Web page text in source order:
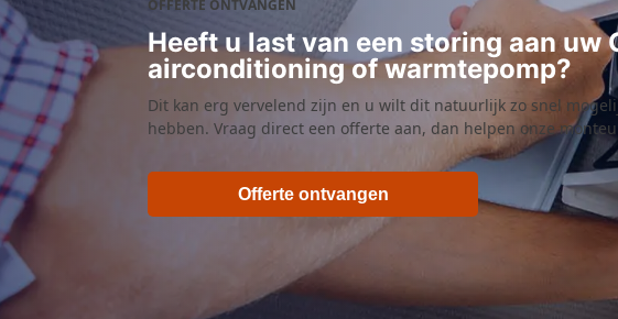
OFFERTE ONTVANGEN
Heeft u last van een storing aan uw
airconditioning of warmtepomp?
Dit kan erg vervelend zijn en u wilt dit natuurlijk zo snel
hebben. Vraag direct een offerte aan, dan helpen onze
Offerte ontvangen